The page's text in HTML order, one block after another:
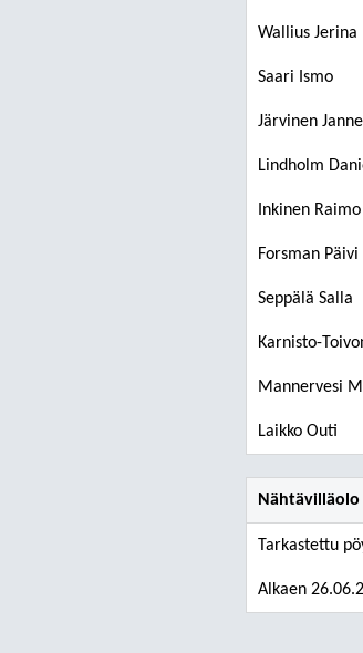
Wallius Jerina
Saari Ismo
Järvinen Janne
Lindholm
Inkinen Raimo
Forsman Päivi
Seppälä Salla
Karnisto-
Mannervesi
Laikko Outi
Nähtävilläolo
Tarkastettu
Alkaen